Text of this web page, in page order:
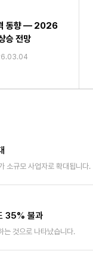
동향 — 2026
승 전망
소규모 사업자로 확대됩니다.
35% 불과
것으로 나타났습니다.